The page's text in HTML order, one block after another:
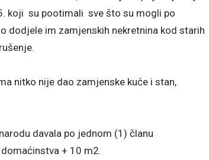
koji su pootimali sve što su mogli po
dodjele im zamjenskih nekretnina kod starih
nitko nije dao zamjenske kuće i stan,
davala po jednom (1) članu
+ 10 m2.